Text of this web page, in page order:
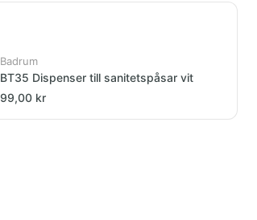
Badrum
BT35 Dispenser till sanitetspåsar vit
99,00 kr